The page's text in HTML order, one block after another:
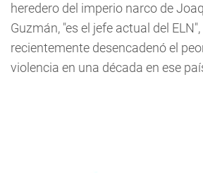
heredero del imperio narco de
Guzmán, "es el jefe actual del
recientemente desencadenó el
violencia en una década en ese